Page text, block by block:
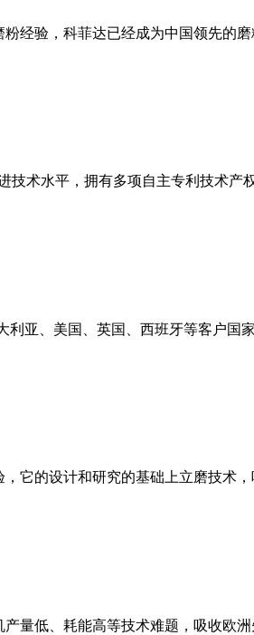
经验，科菲达已经成为中国领先的
技术水平，拥有多项自主专利技术
利亚、美国、英国、西班牙等客户
它的设计和研究的基础上立磨技术
量低、耗能高等技术难题，吸收欧